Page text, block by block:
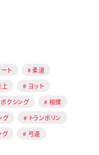
ト
柔道
ヨット
クシング
相撲
グ
トランポリン
グ
弓道